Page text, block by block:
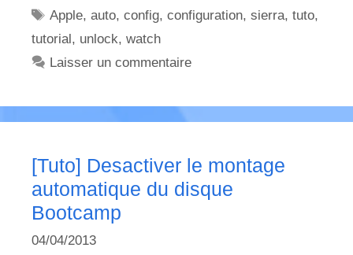
Étiquettes
Apple,auto,config,configuration,sierra,tuto,
tutorial, unlock, watch
Laisser un commentaire
[Tuto] Desactiver le montage
automatique du disque
Bootcamp
04/04/2013